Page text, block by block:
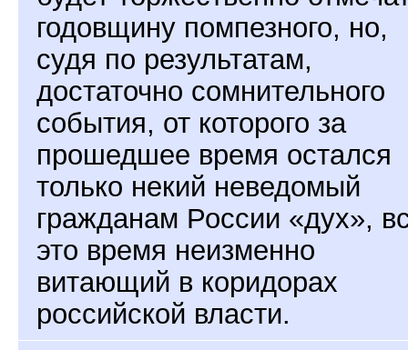
годовщину помпезного, но,
судя по результатам,
достаточно сомнительного
события, от которого за
прошедшее время остался
только некий неведомый
гражданам России «дух»,
это время неизменно
витающий в коридорах
российской власти.